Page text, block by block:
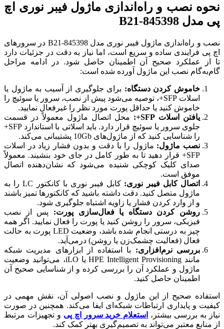
نحوه نصب و راه‌اندازی ماژول فیبر نوری اچ
پی مدل 845398-B21
نصب و راه‌اندازی ماژول فیبر نوری مدل 845398-B21 در سرورهای
اچ پی فرایندی ساده و سریع است، اما نیاز به دقت در جزئیات دارد
تا از عملکرد صحیح آن اطمینان حاصل شود. در ادامه مراحل
گام‌به‌گام نصب این ماژول آورده شده است:
خاموش کردن دستگاه: برای جلوگیری از آسیب به ماژول یا
اسلات SFP+، توصیه می‌شود پیش از نصب، سرور یا سوئیچ را
خاموش کنید یا حداقل پورت مورد نظر را غیرفعال نمایید.
یافتن اسلات SFP+:
محل اتصال ماژول معمولاً در قسمت
جلوی سرور یا سوئیچ قرار دارد. باید اسلاتی با استاندارد SFP+
را شناسایی کنید که از ماژول‌های 10Gb پشتیبانی می‌کند.
نصب ماژول: ماژول را با دقت و بدون فشار زیاد در اسلات
SFP+ قرار دهید تا به طور کامل در جای خود بنشیند. معمولاً
صدای کلیک کوچکی شنیده می‌شود که نشان‌دهنده اتصال
موفق است.
اتصال کابل فیبر نوری:
کابل فیبر نوری با کانکتور LC را به
ماژول متصل کنید. دقت داشته باشید که کانکتورها تمیز باشند
و از وارد کردن فشار یا زاویه اشتباه جلوگیری شود.
روشن کردن دستگاه یا فعال‌سازی پورت: پس از نصب
فیزیکی، سرور را روشن کنید یا پورت را فعال نمایید. اگر همه
چیز به درستی انجام شده باشد، وضعیت LED پورت به حالت
فعال (فعالیت چشمک‌زن یا روشن) درمی‌آید.
بررسی نرم‌افزاری: با استفاده از ابزارهای مدیریت شبکه
مانند HPE Intelligent Provisioning یا iLO، می‌توانید وضعیت
ماژول و عملکرد آن را بررسی کرده و از شناسایی صحیح آن
اطمینان حاصل کنید.
استفاده صحیح از این ماژول و نصب اصولی آن، نقش مهمی در
کیفیت و پایداری ارتباطات شبکه‌ای ایفا می‌کند. همچنین در صورت
نیاز به بررسی بیشتر، استعلام خرید سرور اچ پی و تجهیزات مرتبط
از منابع معتبر می‌تواند به تصمیم‌گیری بهتر کمک کند.